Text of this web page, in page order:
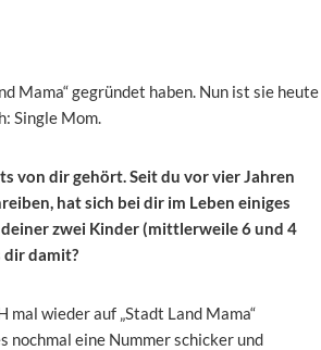
Mama“ gegründet haben. Nun ist sie heute
Single Mom.
von dir gehört. Seit du vor vier Jahren
hat sich bei dir im Leben einiges
zwei Kinder (mittlerweile 6 und 4
dir damit?
wieder auf „Stadt Land Mama“
nochmal eine Nummer schicker und